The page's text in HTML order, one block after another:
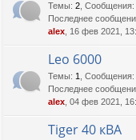
Темы: 2 Сообщения:
Последнее
alex , 16 фев 2021,
Leo 6000
Темы: 1 Сообщения:
Последнее
alex , 04 фев 2021,
Tiger 40 кВА